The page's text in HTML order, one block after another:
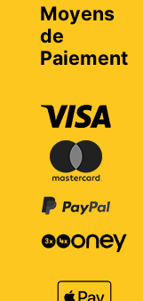
Moyens
de
Paiement